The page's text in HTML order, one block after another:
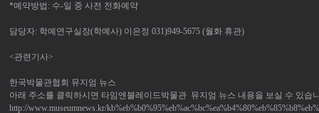
*예약방법: 수-일 중 사전 전화예약
담당자: 학예연구실장(학예사) 이은정 031)949-5675 (월화 휴관)
<관련기사>
한국박물관협회 뮤지엄 뉴스
아래 주소를 클릭하시면 타임앤블레이드박물관 뮤지엄 뉴스 내용을 보실 수 있습
http://www.museumnews.kr/